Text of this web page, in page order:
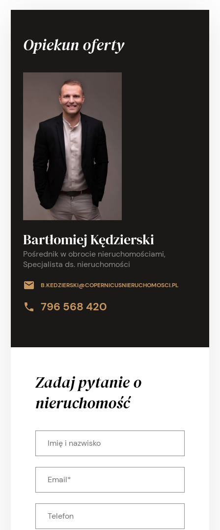
Opiekun oferty
Bartłomiej Kędzierski
Pośrednik w obrocie nieruchomościami,
Specjalista ds. nieruchomości
B.KEDZIERSKI@COPERNICUSNIERUCHOMOSCI.PL
796 568 420
Zadaj pytanie o
nieruchomość